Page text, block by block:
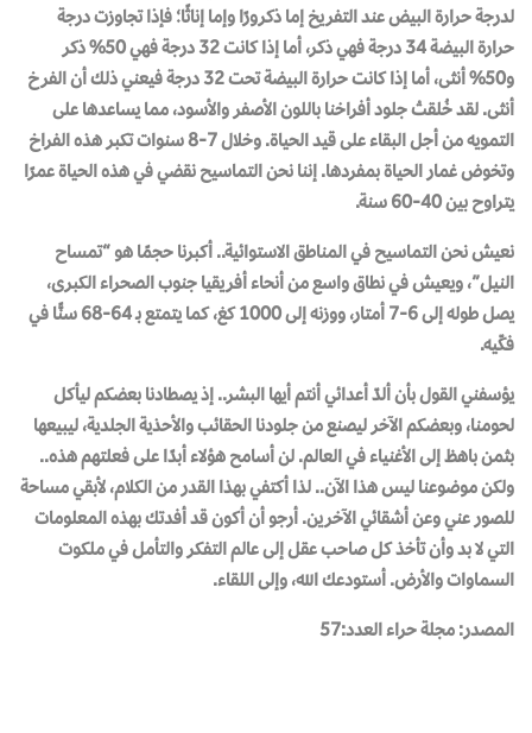
لدرجة حرارة البيض عند التفريخ إما ذكرورًا وإما إناثًا؛ فإذا تجاوزت درجة
حرارة البيضة 34 درجة فهي ذكر، أما إذا كانت 32 درجة فهي 50% ذكر
و50% أنثى، أما إذا كانت حرارة البيضة تحت 32 درجة فيعني ذلك أن الفرخ
أنثى. لقد خُلقتْ جلود أفراخنا باللون الأصفر والأسود، مما يساعدها على
التمويه من أجل البقاء على قيد الحياة. وخلال 7-8 سنوات تكبر هذه الفراخ
وتخوض غمار الحياة بمفردها. إننا نحن التماسيح نقضي في هذه الحياة عمرًا
يتراوح بين 40-60 سنة.
نعيش نحن التماسيح في المناطق الاستوائية.. أكبرنا حجمًا هو “تمساح
النيل”، ويعيش في نطاق واسع من أنحاء أفريقيا جنوب الصحراء الكبرى،
يصل طوله إلى 6-7 أمتار، ووزنه إلى 1000 كغ، كما يتمتع بـ 64-68 سنًّا في
فكّيه.
يؤسفني القول بأن ألدّ أعدائي أنتم أيها البشر.. إذ يصطادنا بعضكم ليأكل
لحومنا، وبعضكم الآخر ليصنع من جلودنا الحقائب والأحذية الجلدية، ليبيعها
بثمن باهظ إلى الأغنياء في العالم. لن أسامح هؤلاء أبدًا على فعلتهم هذه..
ولكن موضوعنا ليس هذا الآن.. لذا أكتفي بهذا القدر من الكلام، لأبقي مساحة
للصور عني وعن أشقائي الآخرين. أرجو أن أكون قد أفدتك بهذه المعلومات
التي لا بد وأن تأخذ كل صاحب عقل إلى عالم التفكر والتأمل في ملكوت
السماوات والأرض. أستودعك الله، وإلى اللقاء.
المصدر: مجلة حراء العدد:57